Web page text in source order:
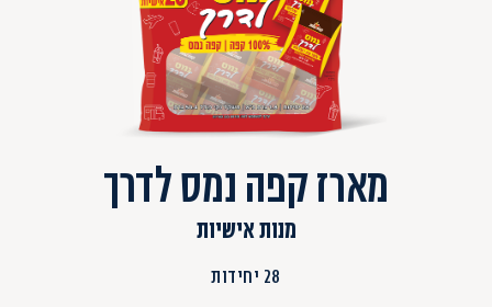
Up and Down arrow keys to navigate search results.
מארז קפה נמס לדרך
מנות אישיות
28 יחידות